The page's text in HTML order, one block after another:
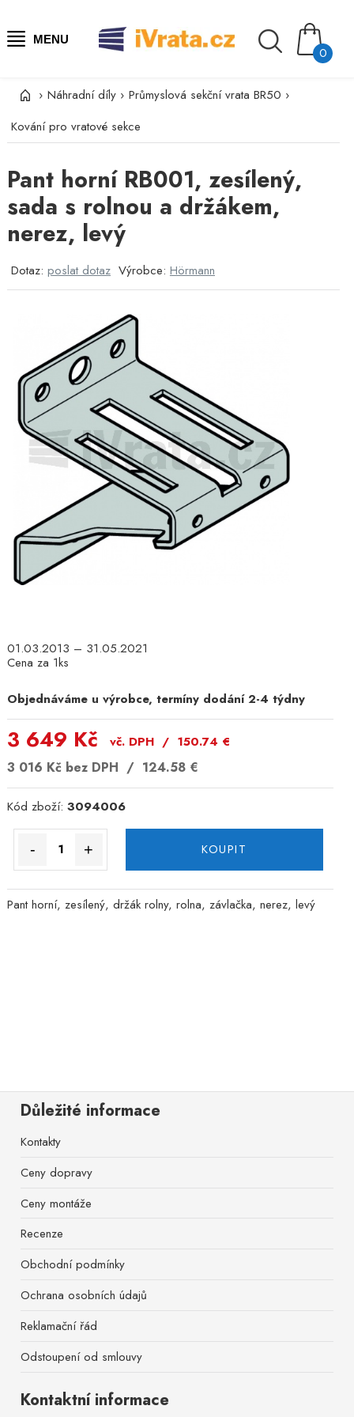
MENU
0
› Náhradní díly › Průmyslová sekční vrata BR50 ›
Kování pro vratové sekce
Pant horní RB001, zesílený,
sada s rolnou a držákem,
nerez, levý
Dotaz: poslat dotaz Výrobce: Hörmann
01.03.2013 – 31.05.2021
Cena za 1ks
Objednáváme u výrobce, termíny dodání 2-4 týdny
3 649 Kč vč. DPH / 150.74 €
3 016 Kč bez DPH / 124.58€
Kód zboží: 3094006
- + KOUPIT
Pant horní, zesílený, držák rolny, rolna, závlačka, nerez, levý
Důležité informace
Kontakty
Ceny dopravy
Ceny montáže
Recenze
Obchodní podmínky
Ochrana osobních údajů
Reklamační řád
Odstoupení od smlouvy
Kontaktní informace